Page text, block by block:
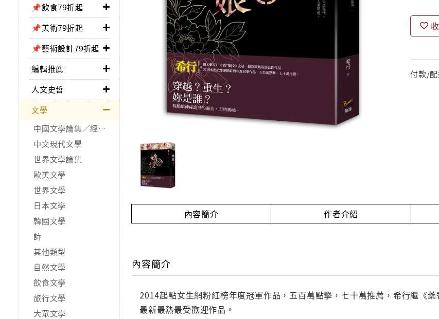
📌飲食79折起
📌美術79折起
📌藝術設計79折起
編輯推薦
人文史哲
文學
中國文學論集／經典作品
中文現代文學
世界文學論集
歐美文學
世界文學
日本文學
韓國文學
詩
其他類型
自然文學
飲食文學
旅行文學
大眾文學
付款/配
內容簡介 作者介紹
內容簡介
2014起點女生網粉紅榜年度冠軍作品，五百萬點擊，七十萬推薦，希行繼《藥
最新最熱最受歡迎作品。